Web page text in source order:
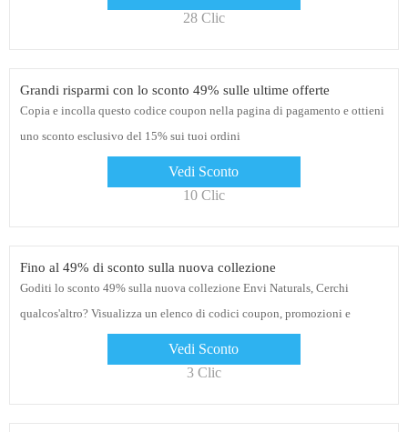
28 Clic
Grandi risparmi con lo sconto 49% sulle ultime offerte
Copia e incolla questo codice coupon nella pagina di pagamento e ottieni
uno sconto esclusivo del 15% sui tuoi ordini
Vedi Sconto
10 Clic
Fino al 49% di sconto sulla nuova collezione
Goditi lo sconto 49% sulla nuova collezione Envi Naturals, Cerchi
qualcos'altro? Visualizza un elenco di codici coupon, promozioni e
Vedi Sconto
3 Clic